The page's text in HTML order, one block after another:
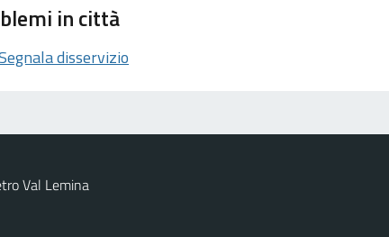
in città
disservizio
Val Lemina